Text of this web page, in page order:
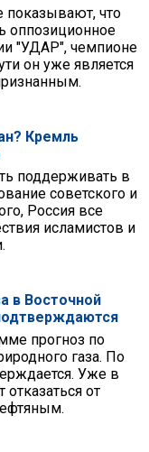
показывают, что
оппозиционное
"УДАР", чемпионе
он уже является
Кремль
поддерживать в
советского и
Россия все
исламистов и
в Восточной
прогноз по
газа. По
Уже в
от